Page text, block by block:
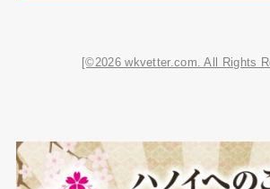
[©2026 wkvetter.com. All Rights